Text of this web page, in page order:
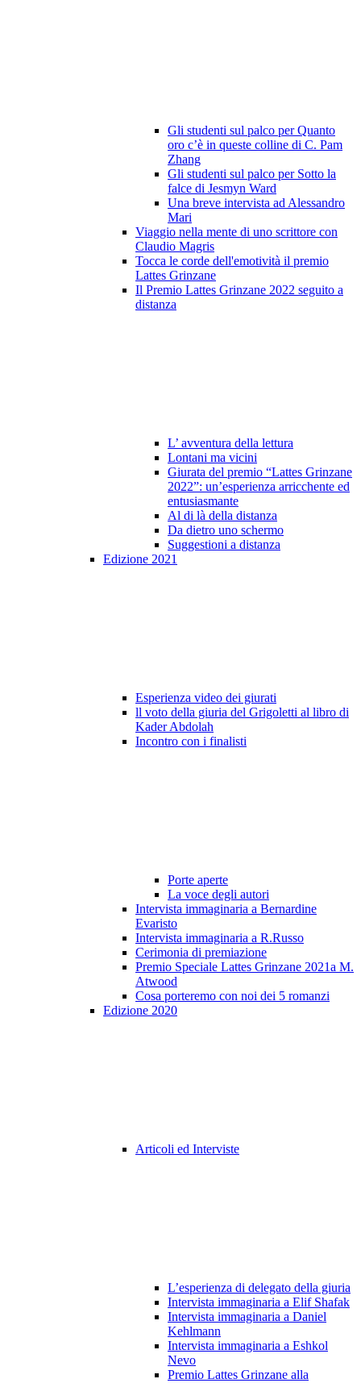
Gli studenti sul palco per Quanto
oro c’è in queste colline di C. Pam
Zhang
Gli studenti sul palco per Sotto la
falce di Jesmyn Ward
Una breve intervista ad Alessandro
Mari
Viaggio nella mente di uno scrittore con
Claudio Magris
Tocca le corde dell'emotività il premio
Lattes Grinzane
Il Premio Lattes Grinzane 2022 seguito a
distanza
L’ avventura della lettura
Lontani ma vicini
Giurata del premio “Lattes Grinzane
2022”: un’esperienza arricchente ed
entusiasmante
Al di là della distanza
Da dietro uno schermo
Suggestioni a distanza
Edizione 2021
Esperienza video dei giurati
ll voto della giuria del Grigoletti al libro di
Kader Abdolah
Incontro con i finalisti
Porte aperte
La voce degli autori
Intervista immaginaria a Bernardine
Evaristo
Intervista immaginaria a R.Russo
Cerimonia di premiazione
Premio Speciale Lattes Grinzane 2021a M.
Atwood
Cosa porteremo con noi dei 5 romanzi
Edizione 2020
Articoli ed Interviste
L’esperienza di delegato della giuria
Intervista immaginaria a Elif Shafak
Intervista immaginaria a Daniel
Kehlmann
Intervista immaginaria a Eshkol
Nevo
Premio Lattes Grinzane alla